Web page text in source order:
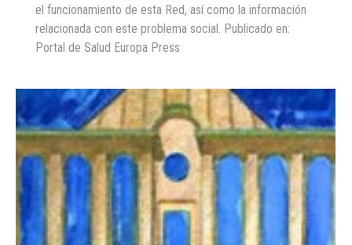
el funcionamiento de esta Red, así como la información
relacionada con este problema social. Publicado en:
Portal de Salud Europa Press